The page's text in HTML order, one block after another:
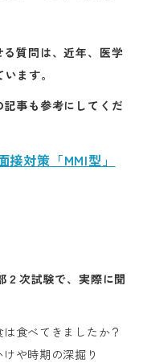
質問は、近年、医学
ます。
事も参考にしてくだ
対策「MMI型」
２次試験で、実際に聞
食べてきましたか？
や時期の深掘り